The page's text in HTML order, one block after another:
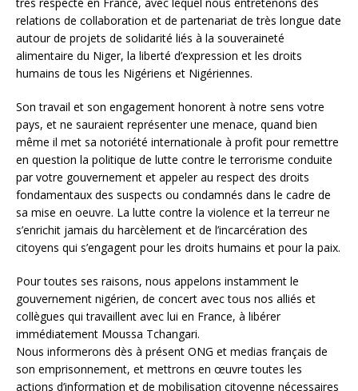
relations de collaboration et de partenariat de très longue date
autour de projets de solidarité liés à la souveraineté
alimentaire du Niger, la liberté d’expression et les droits
humains de tous les Nigériens et Nigériennes.
Son travail et son engagement honorent à notre sens votre
pays, et ne sauraient représenter une menace, quand bien
même il met sa notoriété internationale à profit pour remettre
en question la politique de lutte contre le terrorisme conduite
par votre gouvernement et appeler au respect des droits
fondamentaux des suspects ou condamnés dans le cadre de
sa mise en oeuvre. La lutte contre la violence et la terreur ne
s’enrichit jamais du harcèlement et de l’incarcération des
citoyens qui s’engagent pour les droits humains et pour la paix.
Pour toutes ses raisons, nous appelons instamment le
gouvernement nigérien, de concert avec tous nos alliés et
collègues qui travaillent avec lui en France, à libérer
immédiatement Moussa Tchangari.
Nous informerons dès à présent ONG et medias français de
son emprisonnement, et mettrons en œuvre toutes les
actions d’information et de mobilisation citoyenne nécessaires